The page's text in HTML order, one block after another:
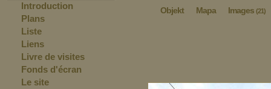
Objekt Mapa Images (21)
Introduction
Plans
Liste
Liens
Livre de visites
Fonds d'écran
Le site